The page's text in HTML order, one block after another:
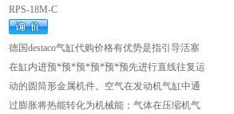
RPS-18M-C
德国destaco气缸代购价格有优势是指引导活塞
在缸内进预*预*预*预*预*预先进行直线往复运
动的圆筒形金属机件。空气在发动机气缸中通
过膨胀将热能转化为机械能；气体在压缩机气